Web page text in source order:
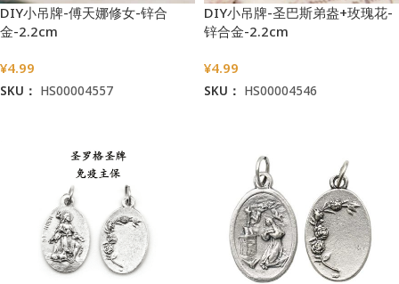
DIY小吊牌-傅天娜修女-锌合
金-2.2cm
¥4.99
SKU： HS00004557
DIY小吊牌-圣巴斯弟盎+玫瑰花-
锌合金-2.2cm
¥4.99
SKU： HS00004546